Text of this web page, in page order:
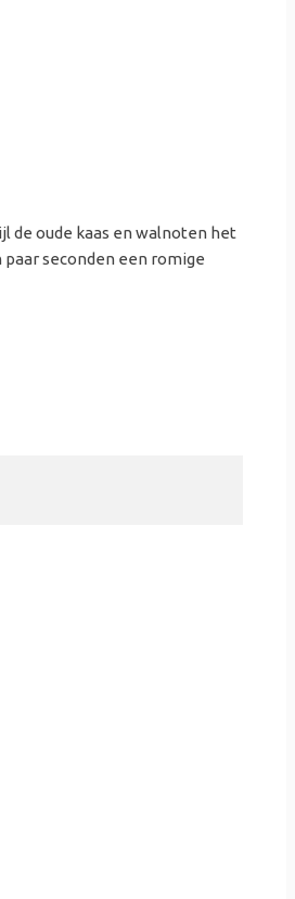
de oude kaas en walnoten het
seconden een romige